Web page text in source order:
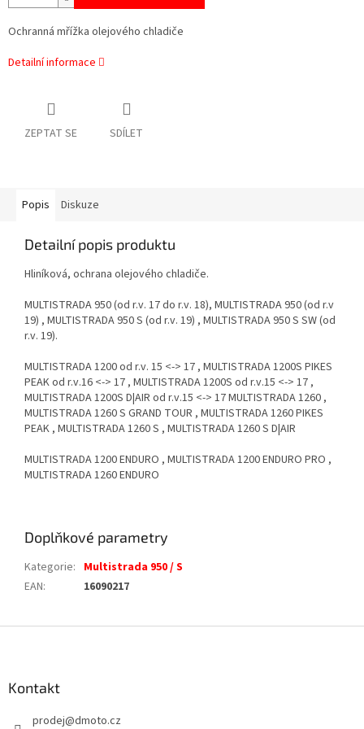
Ochranná mřížka olejového chladiče
Detailní informace
ZEPTAT SE SDÍLET
Popis Diskuze
Detailní popis produktu
Hliníková, ochrana olejového chladiče.
MULTISTRADA 950(od r.v. 17 do r.v. 18), MULTISTRADA 950(od r.v
19) , MULTISTRADA 950 S (od r.v. 19) , MULTISTRADA 950 S SW(od
r.v. 19).
MULTISTRADA 1200 od r.v. 15 <-> 17 , MULTISTRADA 1200S PIKES
PEAK od r.v.16 <-> 17 , MULTISTRADA 1200S od r.v.15 <-> 17 ,
MULTISTRADA 1200S D|AIR od r.v.15 <-> 17 MULTISTRADA 1260 ,
MULTISTRADA 1260 S GRAND TOUR , MULTISTRADA 1260 PIKES
PEAK , MULTISTRADA 1260 S , MULTISTRADA 1260 S D|AIR
MULTISTRADA 1200 ENDURO , MULTISTRADA 1200 ENDURO PRO ,
MULTISTRADA 1260 ENDURO
Doplňkové parametry
Kategorie: Multistrada 950 / S
EAN: 16090217
Kontakt
prodej@dmoto.cz